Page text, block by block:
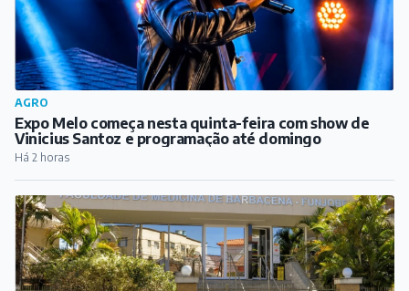
AGRO
Expo Melo começa nesta quinta-feira com show de
Vinicius Santoz e programação até domingo
Há 2 horas